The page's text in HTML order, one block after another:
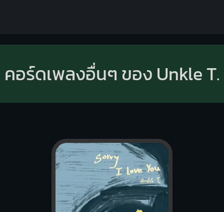
คอร์ดเพลงอื่นๆ ของ Unkle T.